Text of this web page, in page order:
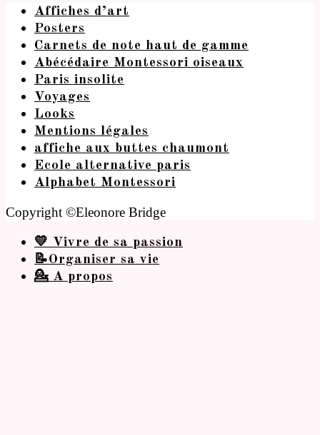
Affiches d’art
Posters
Carnets de note haut de gamme
Abécédaire Montessori oiseaux
Paris insolite
Voyages
Looks
Mentions légales
affiche aux buttes chaumont
Ecole alternative paris
Alphabet Montessori
Copyright ©Eleonore Bridge
💛 Vivre de sa passion
📝Organiser sa vie
💁 A propos